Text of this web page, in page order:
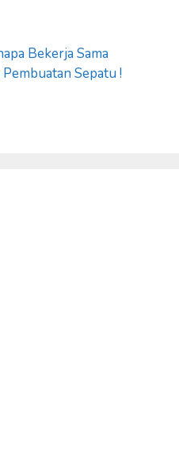
Bekerja Sama
Pembuatan Sepatu !